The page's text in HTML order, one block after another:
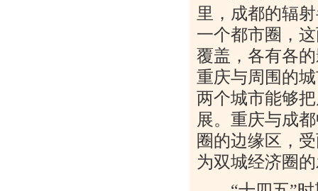
里，成都的辐
一个都市圈，
覆盖，各有各
重庆与周围的
两个城市能够
展。重庆与成
圈的边缘区，
为双城经济圈